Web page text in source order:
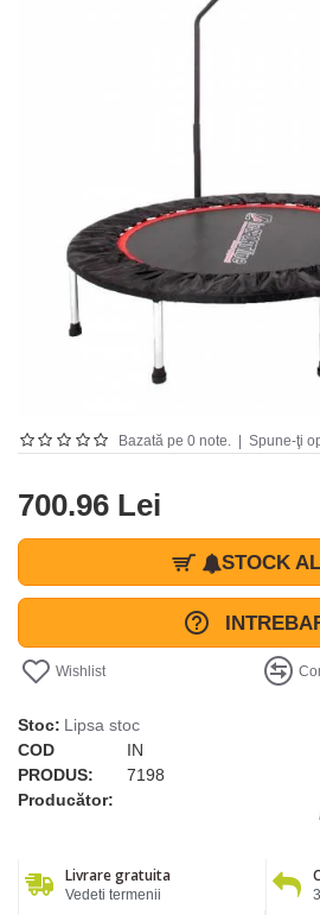
Bazată pe 0 note. Spune-ţi
700.96 Lei
STOCK
Wishlist
Stoc: Lipsa stoc
COD
PRODUS:
IN
7198
Producător:
Livrare gratuita
Vedeti termenii